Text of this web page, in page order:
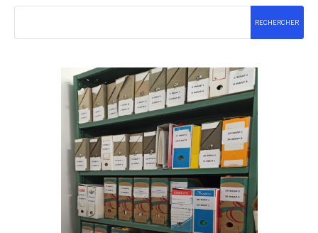
RECHERCHER